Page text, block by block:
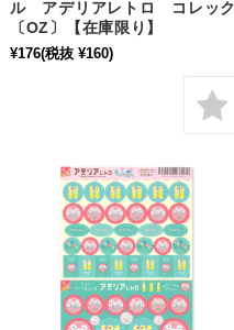
ル アデリアレトロ コレック
〔OZ〕【在庫限り】
¥176(税抜 ¥160)